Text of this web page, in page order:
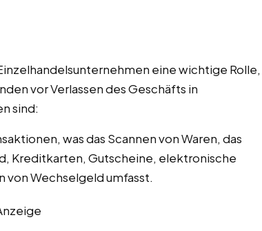
eine wichtige Rolle,
vor Verlassen des Geschäfts in
sind:
was das Scannen von Waren, das
Kreditkarten, Gutscheine, elektronische
von Wechselgeld umfasst.